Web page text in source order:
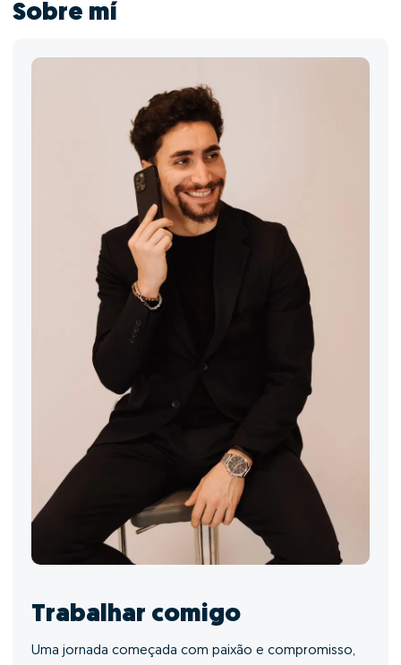
Sobre mí
Trabalhar comigo
Uma jornada começada com paixão e compromisso,